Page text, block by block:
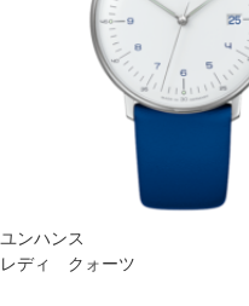
ユンハンス
レディ クォーツ